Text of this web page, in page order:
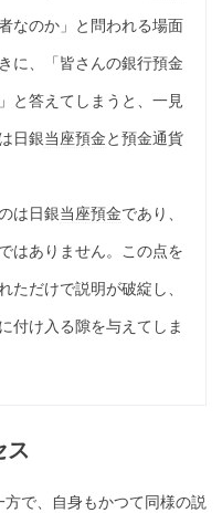
なのか」と問われる場面
に、「皆さんの銀行預金
と答えてしまうと、一見
日銀当座預金と預金通貨
は日銀当座預金であり、
はありません。この点を
ただけで説明が破綻し、
付け入る隙を与えてしま
ス
で、自身もかつて同様の説